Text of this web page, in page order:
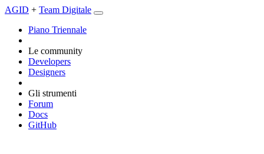
AGID + Team Digitale
Piano Triennale
Le community
Developers
Designers
Gli strumenti
Forum
Docs
GitHub